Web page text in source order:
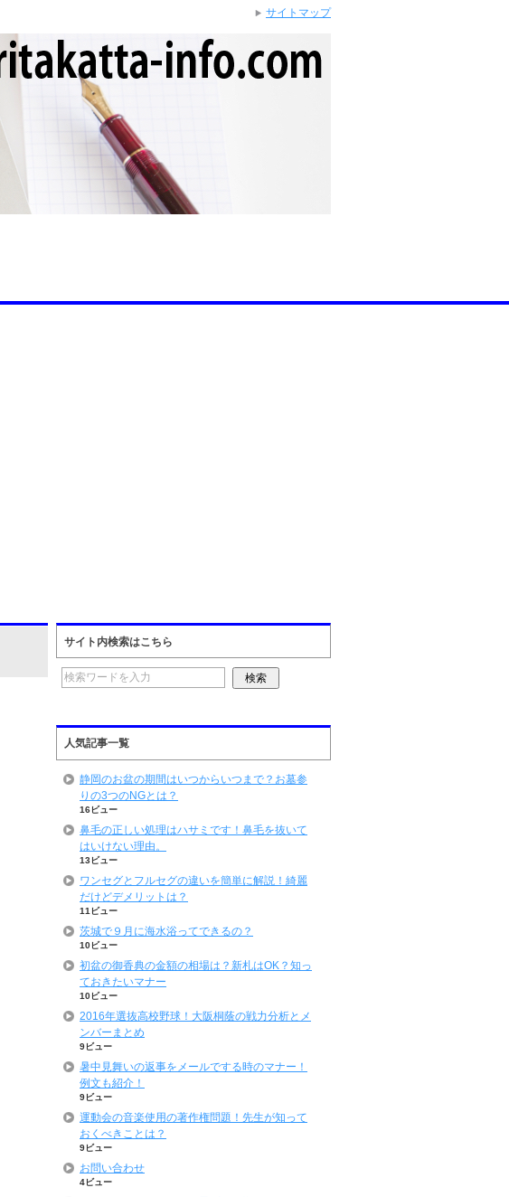
サイト内検索はこちら
人気記事一覧
静岡のお盆の期間はいつからいつまで？お墓参
りの3つのNGとは？
16ビュー
鼻毛の正しい処理はハサミです！鼻毛を抜いて
はいけない理由。
13ビュー
ワンセグとフルセグの違いを簡単に解説！綺麗
だけどデメリットは？
11ビュー
茨城で９月に海水浴ってできるの？
10ビュー
初盆の御香典の金額の相場は？新札はOK？知っ
ておきたいマナー
10ビュー
2016年選抜高校野球！大阪桐蔭の戦力分析とメ
ンバーまとめ
9ビュー
暑中見舞いの返事をメールでする時のマナー！
例文も紹介！
9ビュー
運動会の音楽使用の著作権問題！先生が知って
おくべきことは？
9ビュー
お問い合わせ
4ビュー
サイトマップ